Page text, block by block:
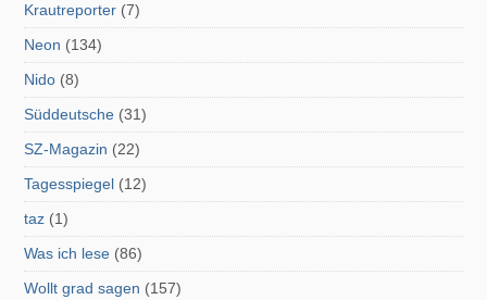
Krautreporter (7)
Neon (134)
Nido (8)
Süddeutsche (31)
SZ-Magazin (22)
Tagesspiegel (12)
taz (1)
Was ich lese (86)
Wollt grad sagen (157)